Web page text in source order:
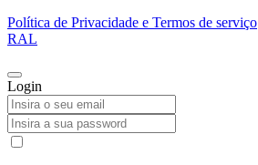
Política de Privacidade e Termos de serviço
RAL
Login